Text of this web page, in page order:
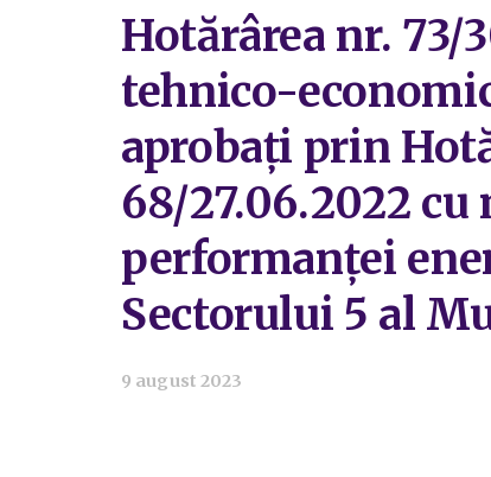
Hotărârea nr.
tehnico-
aprobați prin
68/27.06.2022
performanței
Sectorului 5 al
9 august 2023